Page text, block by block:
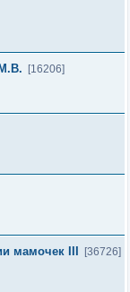
[16206]
мамочек III
[36726]